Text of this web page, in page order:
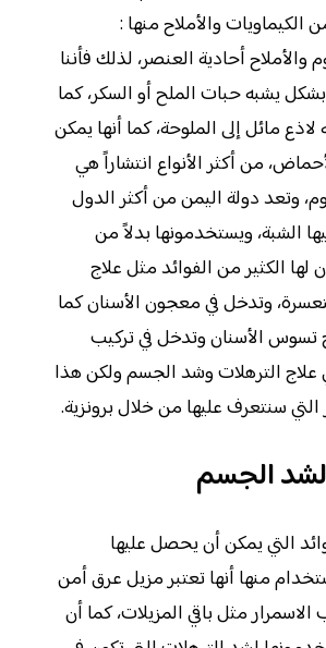
الكيماويات والأملاح منها :
والأملاح أحادية العنصر، لذلك فأننا
يشبه حبات الملح أو السكر، كما
مائل إلى الملوحة، كما أنها يمكن
من أكثر الأنواع انتشاراً هي
وتعد دولة اليمن من أكثر الدول
الشبة، ويستخدمونها بدلاً من
لها الكثير من الفوائد مثل علاج
وتدخل في معجون الأسنان كما
تسوس الأسنان وتدخل في تركيب
علاج الترهلات وشد الجسم ولكن هذا
التي سنتعرف عليها من خلال برونزية.
الجسم
التي يمكن أن يحصل عليها
منها أنها تعتبر مزيل عرق أمن
مثل باقي المزيلات، كما أن